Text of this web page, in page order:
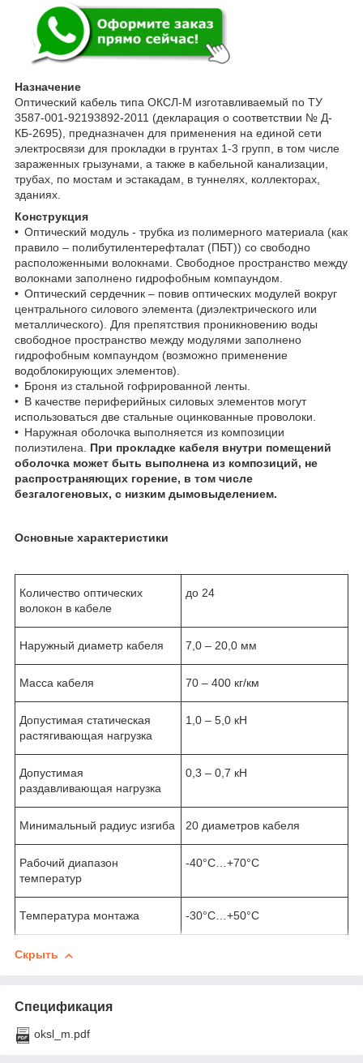
Назначение
Оптический кабель типа ОКСЛ-М изготавливаемый по ТУ
3587-001-92193892-2011 (декларация о соответствии № Д-
КБ-2695), предназначен для применения на единой сети
электросвязи для прокладки в грунтах 1-3 групп, в том числе
зараженных грызунами, а также в кабельной канализации,
трубах, по мостам и эстакадам, в туннелях, коллекторах,
зданиях.
Конструкция
• Оптический модуль - трубка из полимерного материала (как
правило – полибутилентерефталат (ПБТ)) со свободно
расположенными волокнами. Свободное пространство между
волокнами заполнено гидрофобным компаундом.
• Оптический сердечник – повив оптических модулей вокруг
центрального силового элемента (диэлектрического или
металлического). Для препятствия проникновению воды
свободное пространство между модулями заполнено
гидрофобным компаундом (возможно применение
водоблокирующих элементов).
• Броня из стальной гофрированной ленты.
• В качестве периферийных силовых элементов могут
использоваться две стальные оцинкованные проволоки.
• Наружная оболочка выполняется из композиции
полиэтилена. При прокладке кабеля внутри помещений
оболочка может быть выполнена из композиций, не
распространяющих горение, в том числе
безгалогеновых, с низким дымовыделением.
Основные характеристики
Количество оптических
волокон в кабеле
до 24
Наружный диаметр кабеля 7,0 – 20,0 мм
Масса кабеля 70 – 400 кг/км
Допустимая статическая
растягивающая нагрузка
1,0 – 5,0 кН
Допустимая
раздавливающая нагрузка
0,3 – 0,7 кН
Минимальный радиус изгиба 20 диаметров кабеля
Рабочий диапазон
температур
-40°С…+70°С
Температура монтажа -30°С…+50°С
Скрыть
Спецификация
oksl_m.pdf